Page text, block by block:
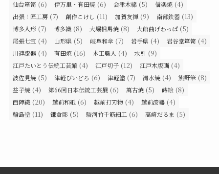
仙台箪笥 (6) 伊万里・有田焼 (6) 会津木綿 (5) 信楽焼 (4)
出張！匠工房 (7) 創作こけし (11) 加賀友禅 (9) 南部鉄器 (13)
博多人形 (7) 博多織 (8) 大堀相馬焼 (8) 大館曲げわっぱ (5)
尾張七宝 (4) 山形県 (5) 岐阜和傘 (7) 岩手県 (4) 岩谷堂箪笥 (4)
川連漆器 (4) 有田焼 (16) 木工職人 (4) 水引 (9)
江戸たいとう伝統工芸館 (4) 江戸切子 (12) 江戸木版画 (4)
波佐見焼 (5) 津軽びいどろ (6) 津軽塗 (7) 清水焼 (4) 熊野筆 (8)
益子焼 (4) 第66回日本伝統工芸展 (6) 萬古焼 (5) 蒔絵 (8)
西陣織 (20) 越前和紙 (6) 越前打刃物 (4) 越前漆器 (4)
輪島塗 (11) 鎌倉彫 (5) 駿河竹千筋細工 (6) 高崎だるま (5)